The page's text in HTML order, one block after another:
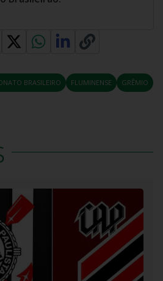
BRASILEIRO FLUMINENSE
GRÊMIO